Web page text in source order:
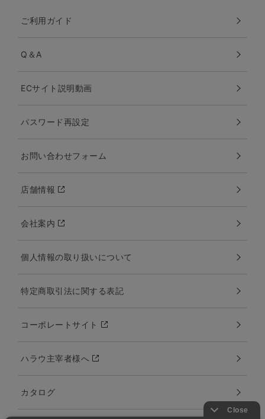
ご利用ガイド
Q＆A
ECサイト説明動画
パスワード再設定
お問い合わせフォーム
店舗情報
会社案内
個人情報の取り扱いについて
特定商取引法に関する表記
コーポレートサイト
ハラウ主宰者様へ
カタログ